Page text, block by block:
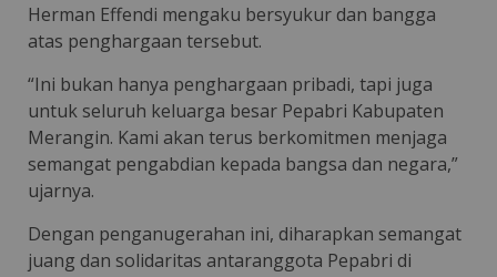
Herman Effendi mengaku bersyukur dan bangga
atas penghargaan tersebut.
“Ini bukan hanya penghargaan pribadi, tapi juga
untuk seluruh keluarga besar Pepabri Kabupaten
Merangin. Kami akan terus berkomitmen menjaga
semangat pengabdian kepada bangsa dan negara,”
ujarnya.
Dengan penganugerahan ini, diharapkan semangat
juang dan solidaritas antaranggota Pepabri di